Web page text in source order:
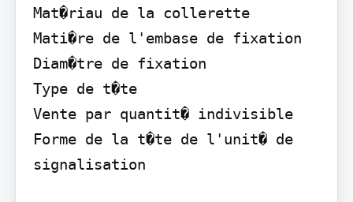
Mat�riau de la collerette
Mati�re de l'embase de fixation
Diam�tre de fixation
Type de t�te
Vente par quantit� indivisible
Forme de la t�te de l'unit� de
signalisation